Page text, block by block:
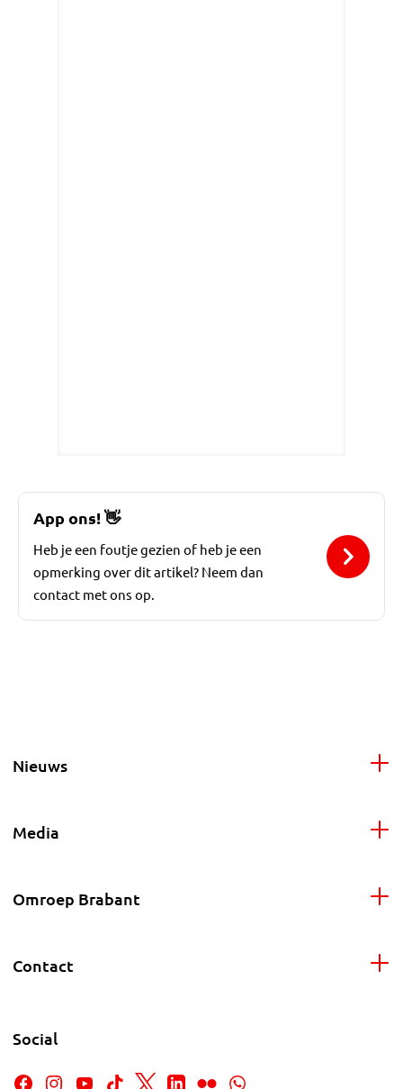
App ons!👋
Heb je een foutje gezien of heb je een
opmerking over dit artikel? Neem dan
contact met ons op.
Nieuws
Media
Omroep Brabant
Contact
Social